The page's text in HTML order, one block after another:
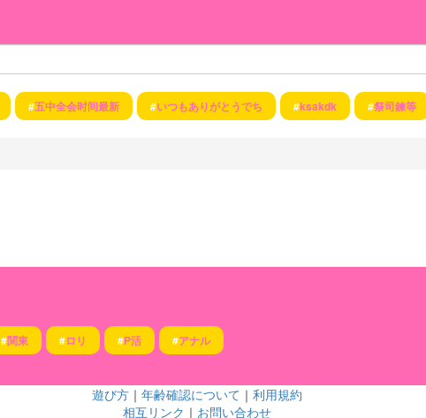
#五中全会时间最新 #いつもありがとうでち #ksakdk #祭司鍊等
#関東 #ロリ #P活 #アナル
遊び方 ｜ 年齢確認について ｜ 利用規約
相互リンク ｜ お問い合わせ